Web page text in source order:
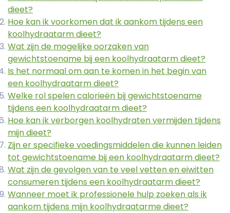
dieet?
Hoe kan ik voorkomen dat ik aankom tijdens een
koolhydraatarm dieet?
Wat zijn de mogelijke oorzaken van
gewichtstoename bij een koolhydraatarm dieet?
Is het normaal om aan te komen in het begin van
een koolhydraatarm dieet?
Welke rol spelen calorieën bij gewichtstoename
tijdens een koolhydraatarm dieet?
Hoe kan ik verborgen koolhydraten vermijden tijdens
mijn dieet?
Zijn er specifieke voedingsmiddelen die kunnen leiden
tot gewichtstoename bij een koolhydraatarm dieet?
Wat zijn de gevolgen van te veel vetten en eiwitten
consumeren tijdens een koolhydraatarm dieet?
Wanneer moet ik professionele hulp zoeken als ik
aankom tijdens mijn koolhydraatarme dieet?